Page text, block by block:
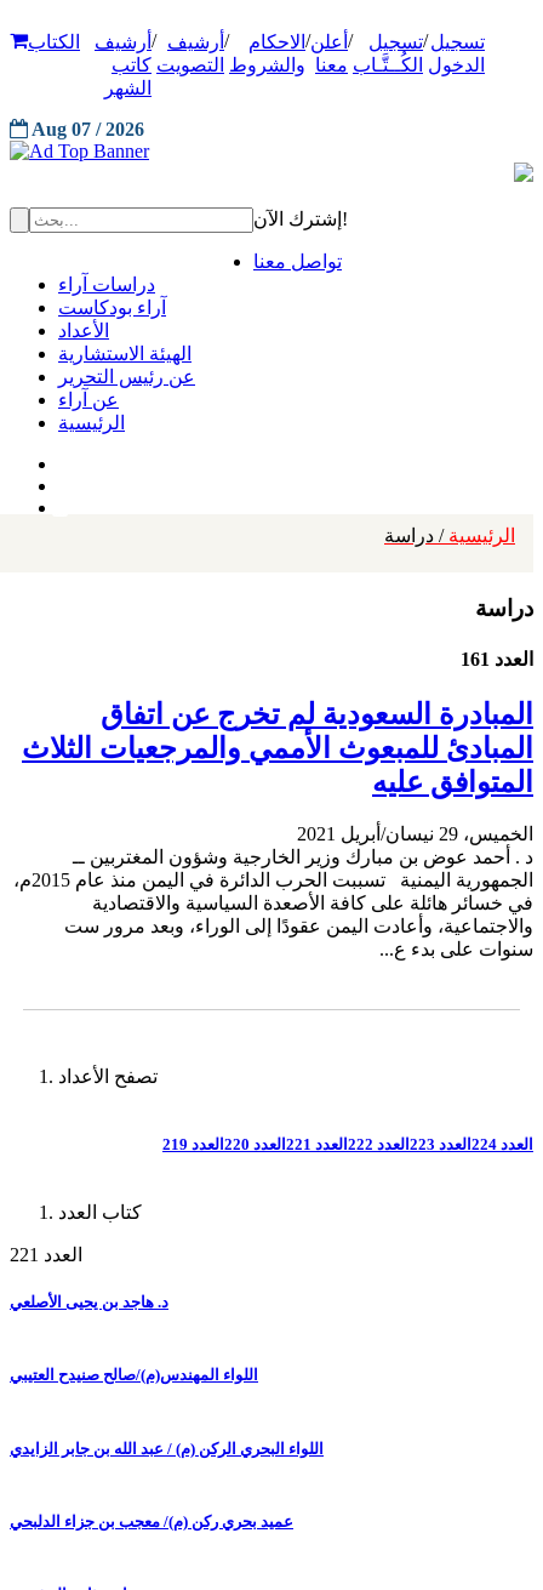
تسجيل
الدخول
/تسجيل
الكُــتَّـاب
/ أعلن
معنا
/ الاحكام
والشروط
/ أرشيف
التصويت
/ أرشيف
كاتب
الشهر
الكتاب
Aug 07 / 2026
إشترك الآن!
تواصل معنا
دراسات آراء
آراء بودكاست
الأعداد
الهيئة الاستشارية
عن رئيس التحرير
عن آراء
الرئيسية
الرئيسية / دراسة
دراسة
العدد 161
المبادرة السعودية لم تخرج عن اتفاق
المبادئ للمبعوث الأممي والمرجعيات الثلاث
المتوافق عليه
الخميس، 29 نيسان/أبريل 2021
د . أحمد عوض بن مبارك وزير الخارجية وشؤون المغتربين ــ
الجمهورية اليمنية تسببت الحرب الدائرة في اليمن منذ عام 2015م،
في خسائر هائلة على كافة الأصعدة السياسية والاقتصادية
والاجتماعية، وأعادت اليمن عقودًا إلى الوراء، وبعد مرور ست
سنوات على بدء ع...
تصفح الأعداد
العدد 224 العدد 223 العدد 222 العدد 221 العدد 220 العدد 219
كتاب العدد
العدد 221
د. هاجد بن يحيى الأصلعي
اللواء المهندس(م)/صالح صنيدح العتيبي
اللواء البحري الركن (م) / عبد الله بن جابر الزايدي
عميد بحري ركن (م)/ معجب بن جزاء الدلبحي